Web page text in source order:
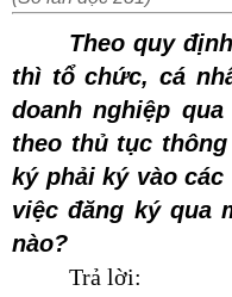
Theo quy
thì tổ chức, cá
doanh nghiệp
theo thủ tục
ký phải ký vào
việc đăng ký qua
nào?
Trả lời: